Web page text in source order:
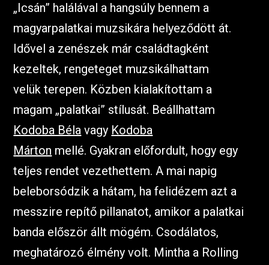
„Icsán” halálával a hangsúly bennem a
magyarpalatkai muzsikára helyeződött át.
Idővel a zenészek már családtagként
kezeltek, rengeteget muzsikálhattam
velük terepen. Közben kialakítottam a
magam „palatkai” stílusát. Beállhattam
Kodoba Béla vagy Kodoba
Márton mellé. Gyakran előfordult, hogy egy
teljes rendet vezethettem. A mai napig
beleborsódzik a hátam, ha felidézem azt a
messzire repítő pillanatot, amikor a palatkai
banda először állt mögém. Csodálatos,
meghatározó élmény volt. Mintha a Rolling